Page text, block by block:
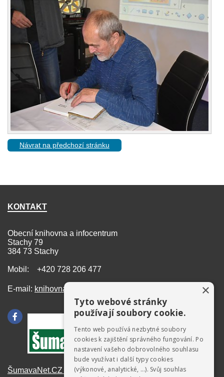
Návrat na předchozí stránku
KONTAKT
Obecní knihovna a infocentrum
Stachy 79
384 73 Stachy
Mobil: +420 728 206 477
E-mail: knihovna@stachy.net
ŠumavaNet.CZ - informace o regionu
×
Tyto webové stránky
používají soubory cookie.
Tento web používá nezbytné soubory
cookies k zajištění správného fungování. Po
nastavení vašeho dobrovolného souhlasu
bude využívat i další typy cookies
(výkonové, analytické, …). Svůj souhlas